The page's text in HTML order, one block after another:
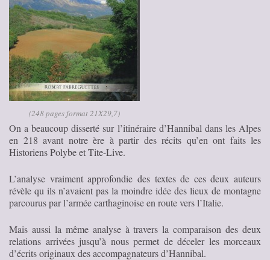
(248 pages format 21X29,7)
On a beaucoup disserté sur l’itinéraire d’Hannibal dans les Alpes
en 218 avant notre ère à partir des récits qu’en ont faits les
Historiens Polybe et Tite-Live.
L’analyse vraiment approfondie des textes de ces deux auteurs
révèle qu ils n’avaient pas la moindre idée des lieux de montagne
parcourus par l’armée carthaginoise en route vers l’Italie.
Mais aussi la même analyse à travers la comparaison des deux
relations arrivées jusqu’à nous permet de déceler les morceaux
d’écrits originaux des accompagnateurs d’Hannibal.